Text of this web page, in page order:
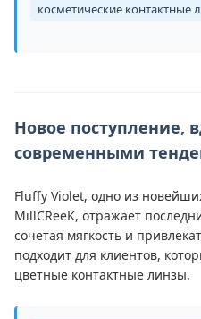
косметические контактные
Новое поступление,
современными
Fluffy Violet, одно из
MillCReeK, отражает
сочетая мягкость и
подходит для клиентов,
цветные контактные линзы.